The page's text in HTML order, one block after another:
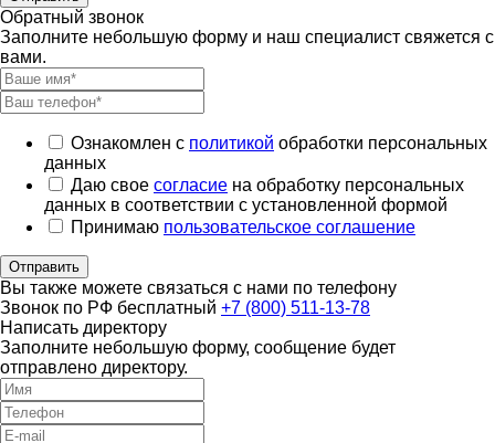
Обратный звонок
Заполните небольшую форму и наш специалист свяжется с
вами.
Ознакомлен с политикой обработки персональных
данных
Даю свое согласие на обработку персональных
данных в соответствии с установленной формой
Принимаю пользовательское соглашение
Отправить
Вы также можете связаться с нами по телефону
Звонок по РФ бесплатный +7 (800) 511-13-78
Написать директору
Заполните небольшую форму, сообщение будет
отправлено директору.